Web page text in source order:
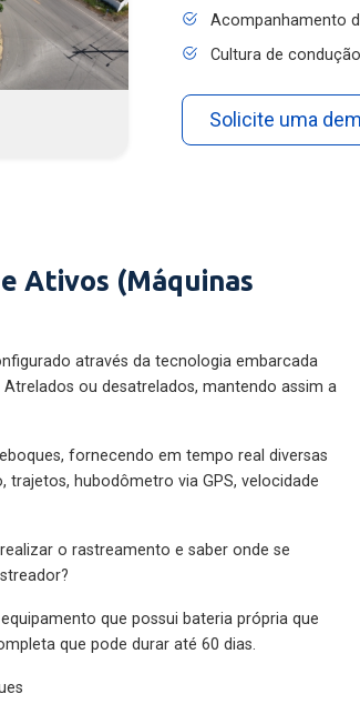
Acompanhamento
Cultura de
Solicite uma
Ativos (Máquinas
através da tecnologia embarcada
ou desatrelados, mantendo assim a
fornecendo em tempo real diversas
hubodômetro via GPS, velocidade
o rastreamento e saber onde se
que possui bateria própria que
que pode durar até 60 dias.